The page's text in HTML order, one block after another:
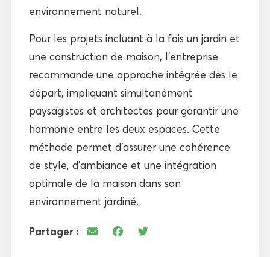
environnement naturel.
Pour les projets incluant à la fois un jardin et
une construction de maison, l’entreprise
recommande une approche intégrée dès le
départ, impliquant simultanément
paysagistes et architectes pour garantir une
harmonie entre les deux espaces. Cette
méthode permet d’assurer une cohérence
de style, d’ambiance et une intégration
optimale de la maison dans son
environnement jardiné.
Partager :